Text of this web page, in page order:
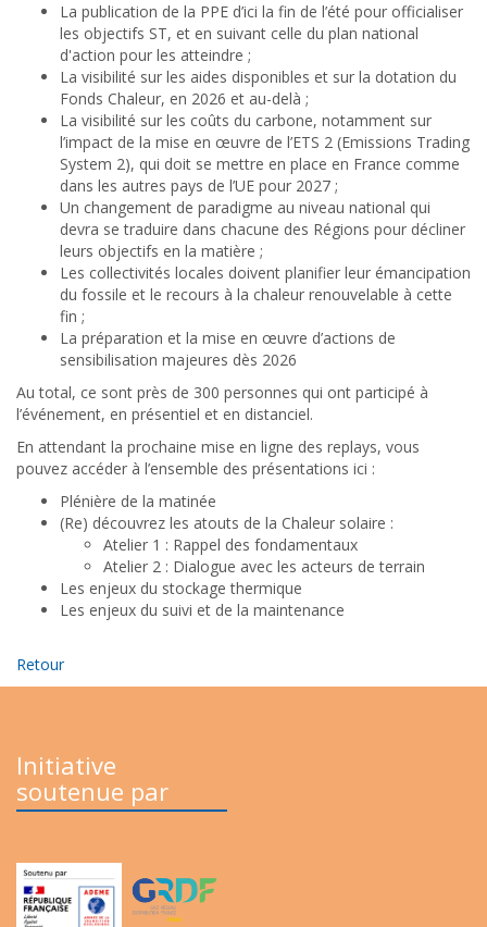
La publication de la PPE d’ici la fin de l’été pour officialiser
les objectifs ST, et en suivant celle du plan national
d'action pour les atteindre ;
La visibilité sur les aides disponibles et sur la dotation du
Fonds Chaleur, en 2026 et au-delà ;
La visibilité sur les coûts du carbone, notamment sur
l’impact de la mise en œuvre de l’ETS 2 (Emissions Trading
System 2), qui doit se mettre en place en France comme
dans les autres pays de l’UE pour 2027 ;
Un changement de paradigme au niveau national qui
devra se traduire dans chacune des Régions pour décliner
leurs objectifs en la matière ;
Les collectivités locales doivent planifier leur émancipation
du fossile et le recours à la chaleur renouvelable à cette
fin ;
La préparation et la mise en œuvre d’actions de
sensibilisation majeures dès 2026
Au total, ce sont près de 300 personnes qui ont participé à
l’événement, en présentiel et en distanciel.
En attendant la prochaine mise en ligne des replays, vous
pouvez accéder à l’ensemble des présentations ici :
Plénière de la matinée
(Re) découvrez les atouts de la Chaleur solaire :
Atelier 1 : Rappel des fondamentaux
Atelier 2 : Dialogue avec les acteurs de terrain
Les enjeux du stockage thermique
Les enjeux du suivi et de la maintenance
Retour
Initiative
soutenue par